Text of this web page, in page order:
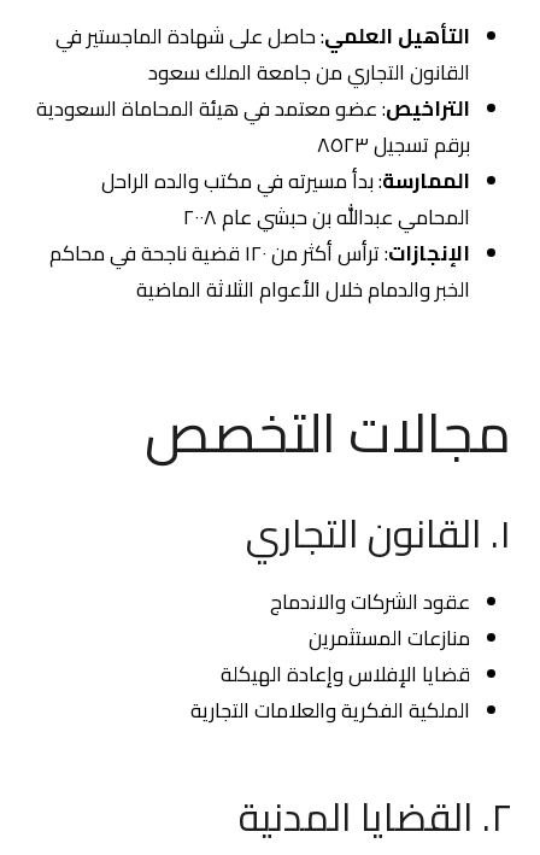
التأهيل العلمي: حاصل على شهادة الماجستير في
القانون التجاري من جامعة الملك سعود
التراخيص: عضو معتمد في هيئة المحاماة السعودية
برقم تسجيل ٨٥٢٣
الممارسة: بدأ مسيرته في مكتب والده الراحل
المحامي عبدالله بن حبشي عام ٢٠٠٨
الإنجازات
: ترأس أكثر من ١٢٠ قضية ناجحة في محاكم
الخبر والدمام خلال الأعوام الثلاثة الماضية
مجالات التخصص
١. القانون التجاري
عقود الشركات والاندماج
منازعات المستثمرين
قضايا الإفلاس وإعادة الهيكلة
الملكية الفكرية والعلامات التجارية
٢. القضايا المدنية